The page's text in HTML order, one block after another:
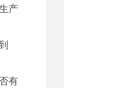
产
有